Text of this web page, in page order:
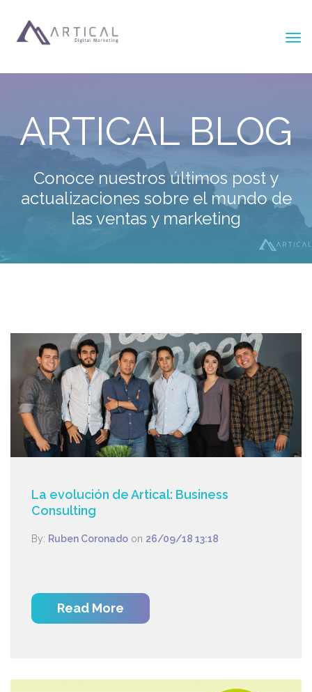
ARTICAL BLOG
Conoce nuestros últimos post y
actualizaciones sobre el mundo de
las ventas y marketing
La evolución de Artical: Business
Consulting
By: Ruben Coronado on 26/09/18 13:18
Read More